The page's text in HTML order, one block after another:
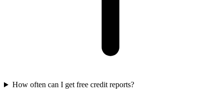
How often can I get free credit reports?